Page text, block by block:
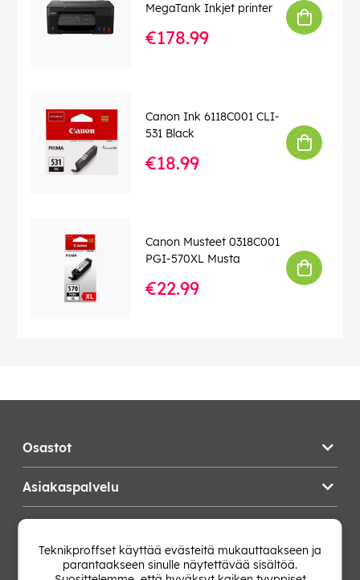
MegaTank Inkjet printer
€178.99
Canon Ink 6118C001 CLI-
531 Black
€18.99
Canon Musteet 0318C001
PGI-570XL Musta
€22.99
Osastot
Asiakaspalvelu
Vaihda Maa
Teknikproffset käyttää evästeitä mukauttaakseen ja
parantaakseen sinulle näytettävää sisältöä.